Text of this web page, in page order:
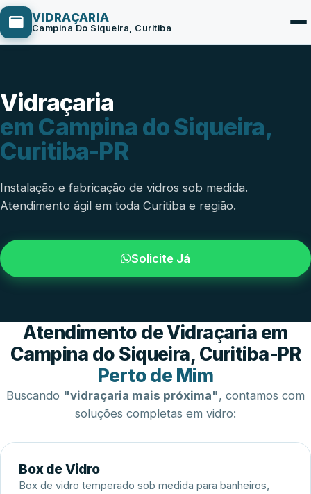
VIDRAÇARIA
Campina Do Siqueira, Curitiba
Box de Vidro
Portas em Vidro
Guarda-Corpo
Espelho Sob Medida
Fachada de Vidro
Esquadrias de Alumínio
Vidraçaria
em Campina do Siqueira,
Curitiba-PR
Instalação e fabricação de vidros sob medida.
Atendimento ágil em toda Curitiba e região.
Solicite Já
Atendimento de Vidraçaria em
Campina do Siqueira, Curitiba-PR
Perto de Mim
Buscando "vidraçaria mais próxima", contamos com
soluções completas em vidro:
Box de Vidro
Box de vidro temperado sob medida para banheiros,